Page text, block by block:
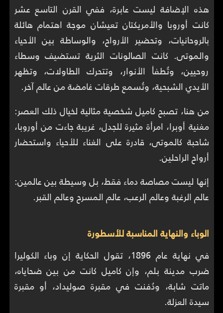
هذه الإضافة ليست عابرة، ففي القرن التاسع عشر
كانت أوروبا والأمريكتان تعيشان موجة اهتمام هائلة
بالروحانيات، وتحضير الأرواح، والوساطة بين الأحياء
والموتى. كانت الصالونات الثرية تستضيف وسطاء
روحيين، وتُطفأ الأنوار، وتتحرك الطاولات، وتظهر
الأيدي الشبحية، وتُسمع طرقات غامضة من عالم آخر.
من هنا، تصبح كاميل شخصية مثالية لخيال ذلك العصر:
مغنية أوبرا، امرأة مثيرة للجدل، غريبة جاءت من أوروبا،
شاحبة كالموتى، قادرة على الغناء للأحياء واستحضار
أرواح الراحلين.
إنها ليست مصاصة دماء فقط، بل وسيطة بين عالمين:
عالم الرغبة وعالم الرعب، عالم المسرح وعالم القبر.
الوباء والنهاية المناسبة للأسطورة
في نهاية عام 1896، تقول الحكاية إن وباء الكوليرا
ضرب مدينة بلم، وإن كاميل كانت من بين ضحاياه،
ماتت شابة، ودُفنت في مقبرة صوليداد، أو مقبرة
سيدة العزلة.